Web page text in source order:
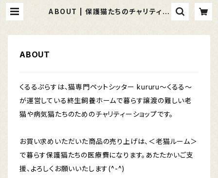
ABOUT | 保護猫たちのチャリティー
ABOUT
くるるぷらすは、猫専門ペットシッター kururu〜くるる〜
が運営している終生飼養ホームで暮らす譲渡の難しい老
猫や病気猫たちのためのチャリティーショップです。
お買い求めいただいた商品の売り上げは、＜老猫ルーム＞
で暮らす保護猫たちの医療費になります。あたたかいご支
援、よろしくお願いいたします(^-^)